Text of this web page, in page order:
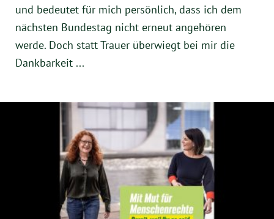
und bedeutet für mich persönlich, dass ich dem
nächsten Bundestag nicht erneut angehören
werde. Doch statt Trauer überwiegt bei mir die
Dankbarkeit ...